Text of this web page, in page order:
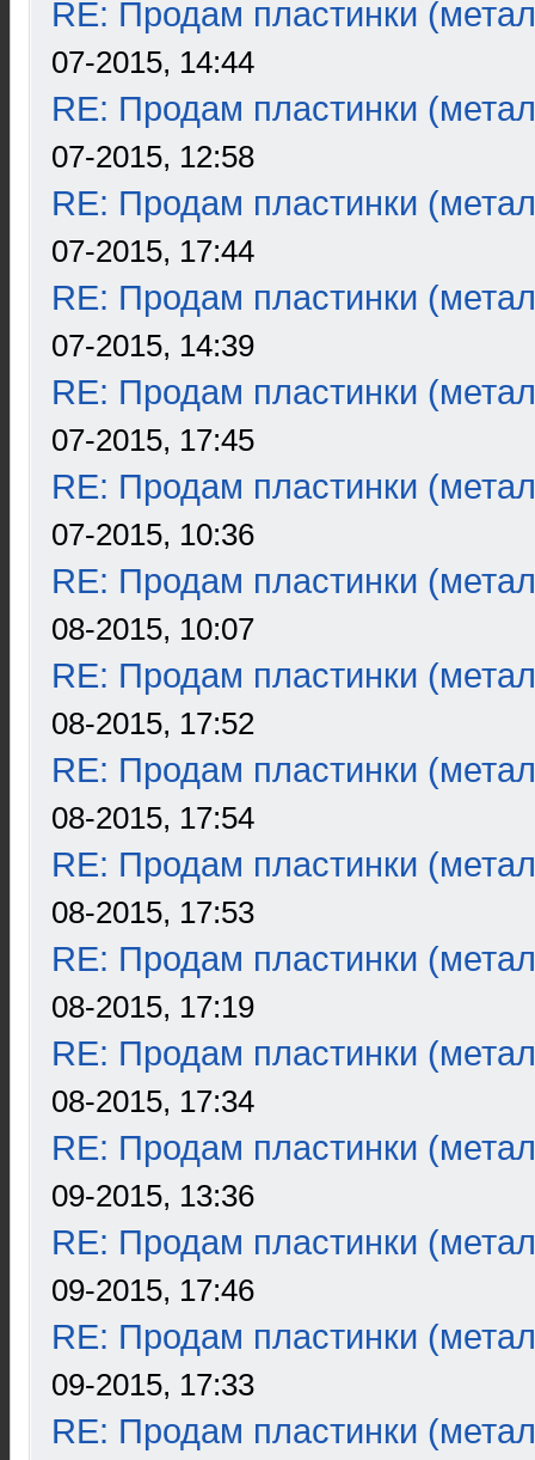
RE: Продам пластинки
07-2015, 14:44
RE: Продам пластинки
07-2015, 12:58
RE: Продам пластинки
07-2015, 17:44
RE: Продам пластинки
07-2015, 14:39
RE: Продам пластинки
07-2015, 17:45
RE: Продам пластинки
07-2015, 10:36
RE: Продам пластинки
08-2015, 10:07
RE: Продам пластинки
08-2015, 17:52
RE: Продам пластинки
08-2015, 17:54
RE: Продам пластинки
08-2015, 17:53
RE: Продам пластинки
08-2015, 17:19
RE: Продам пластинки
08-2015, 17:34
RE: Продам пластинки
09-2015, 13:36
RE: Продам пластинки
09-2015, 17:46
RE: Продам пластинки
09-2015, 17:33
RE: Продам пластинки